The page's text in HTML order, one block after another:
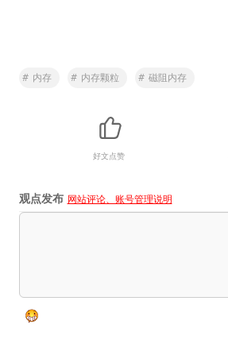
# 内存 # 内存颗粒 # 磁阻内存
好文点赞
观点发布 网站评论、账号管理说明